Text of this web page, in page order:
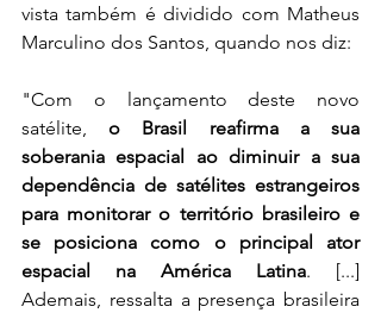
vista também é dividido com Matheus
Marculino dos Santos, quando nos diz:
"Com o lançamento deste novo
satélite, o Brasil reafirma a sua
soberania espacial ao diminuir a sua
dependência de satélites estrangeiros
para monitorar o território brasileiro e
se posiciona como o principal ator
espacial na América Latina. [...]
Ademais, ressalta a presença brasileira